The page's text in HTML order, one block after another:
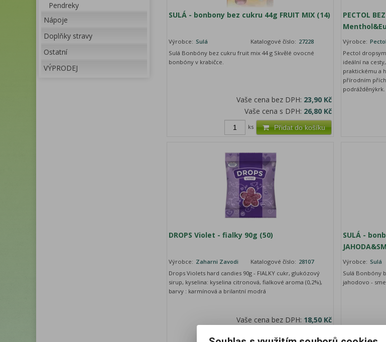
Pendreky
Nápoje
Doplňky stravy
Ostatní
VÝPRODEJ
SULÁ - bonbony bez cukru 44g FRUIT MIX (14)
Výrobce: Sulá Katalogové číslo: 27228
Sulá Bonbóny bez cukru fruit mix 44 g Skvělé ovocné
bonbóny v krabičce.
Vaše cena bez DPH: 23,90 Kč
Vaše cena s DPH: 26,80 Kč
Přidat do košíku
ks
PECTOL
Výrobce: Pectol
Pectol
ideální na
praktickému a
přírodním
DROPS Violet - fialky 90g (50)
Výrobce: Zaharni Zavodi Katalogové číslo: 28107
Drops Violets hard candies 90g - FIALKY cukr, glukózový
sirup, kyselina: kyselina citronová, fialkové aroma (0,2%),
barvy : karmínová a brilantní modrá
Vaše cena bez DPH: 18,50 Kč
SULÁ -
Výrobce: Sulá
Sulá Bonbóny
jahodovo -